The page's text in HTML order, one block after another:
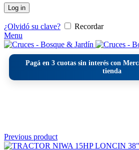
Log in
¿Olvidó su clave?
Recordar
Menu
Pagá en 3 cuotas sin interés con
tienda
Previous product